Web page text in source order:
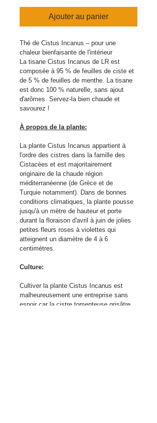
Ajouter au panier
Thé de Cistus Incanus – pour une
chaleur bienfaisante de l'intérieur
La tisane Cistus Incanus de LR est
composée à 95 % de feuilles de ciste et
de 5 % de feuilles de menthe. La tisane
est donc 100 % naturelle, sans ajout
d'arômes. Servez-la bien chaude et
savourez !
À propos de la plante:
La plante Cistus Incanus appartient à
l'ordre des cistres dans la famille des
Cistacées et est majoritairement
originaire de la chaude région
méditerranéenne (de Grèce et de
Turquie notamment). Dans de bonnes
conditions climatiques, la plante pousse
jusqu'à un mètre de hauteur et porte
durant la floraison d'avril à juin de jolies
petites fleurs roses à violettes qui
atteignent un diamètre de 4 à 6
centimètres.
Culture:
Cultiver la plante Cistus Incanus est
malheureusement une entreprise sans
espoir car la cistre tomenteuse grisâtre